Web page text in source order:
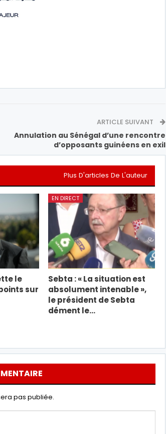
ARTICLE SUIVANT
Annulation au Sénégal d’une rencontre
d’opposants guinéens en exil
Plus D'articles De L'auteur
le
sur
EN DIRECT
Sebta : « La situation est
absolument intenable »,
le président de Sebta
dément le…
pas publiée.